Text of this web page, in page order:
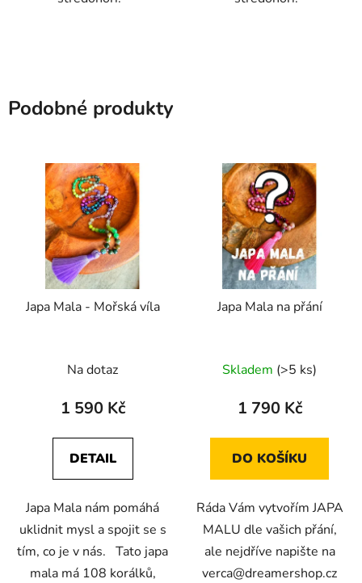
Podobné produkty
Japa Mala - Mořská víla
Na dotaz
1 590 Kč
DETAIL
Japa Mala nám pomáhá
uklidnit mysl a spojit se s
tím, co je v nás. Tato japa
mala má 108 korálků,
Japa Mala na přání
hodnocení
produktu
5,0
z
hvězdiček.
Skladem (>5 ks)
1 790 Kč
DO KOŠÍKU
Ráda Vám vytvořím JAPA
MALU dle vašich přání,
ale nejdříve napište na
verca@dreamershop.cz